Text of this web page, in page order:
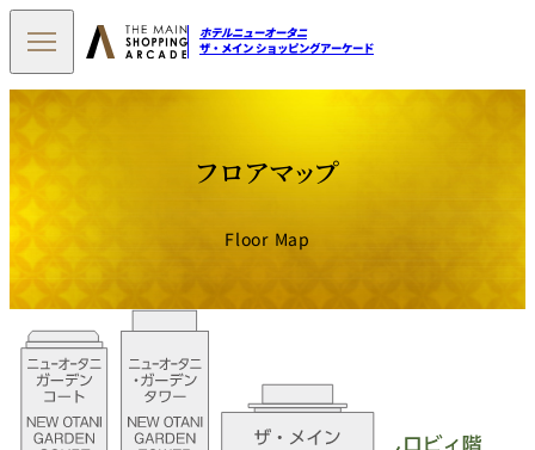
ホテルニューオータニ
ザ・メイン ショッピングアーケード
フロアマップ
Floor Map